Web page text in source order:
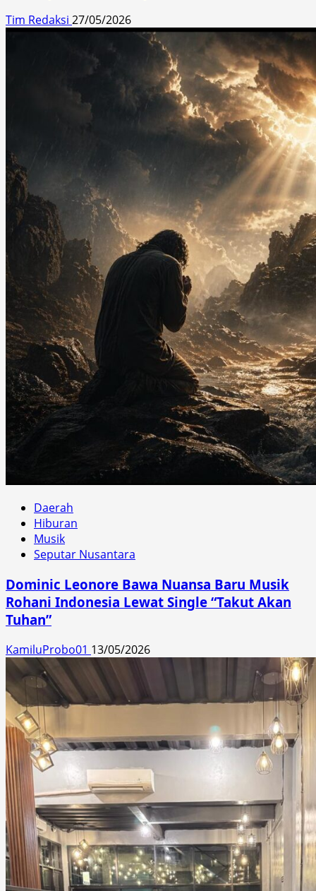
Tim Redaksi 27/05/2026
Daerah
Hiburan
Musik
Seputar Nusantara
Dominic Leonore Bawa Nuansa Baru Musik
Rohani Indonesia Lewat Single “Takut Akan
Tuhan”
KamiluProbo01 13/05/2026